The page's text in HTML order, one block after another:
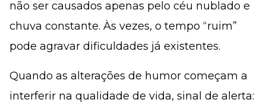
não ser causados apenas pelo céu nublado e
chuva constante. Às vezes, o tempo “ruim”
pode agravar dificuldades já existentes.
Quando as alterações de humor começam a
interferir na qualidade de vida, sinal de alerta: